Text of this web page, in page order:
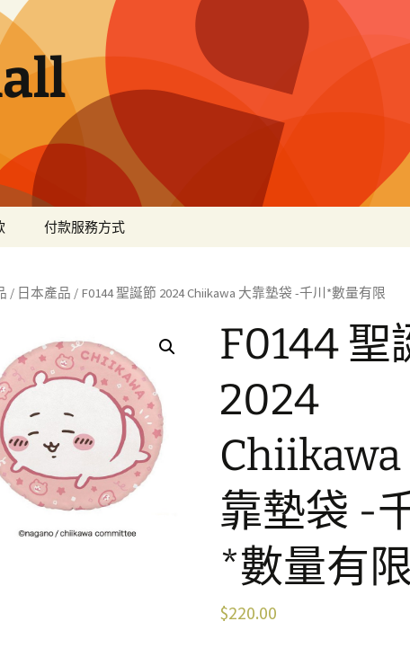
付款服務方式
/ 日本產品 / F0144 聖誕節 2024 Chiikawa 大靠墊袋 -千川*數量有限
F0144 聖
2024
Chiikawa
靠墊袋 -
*數量有限
$220.00